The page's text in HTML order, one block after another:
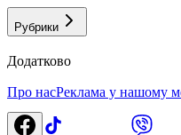
Рубрики
Додатково
Про насРеклама у нашому